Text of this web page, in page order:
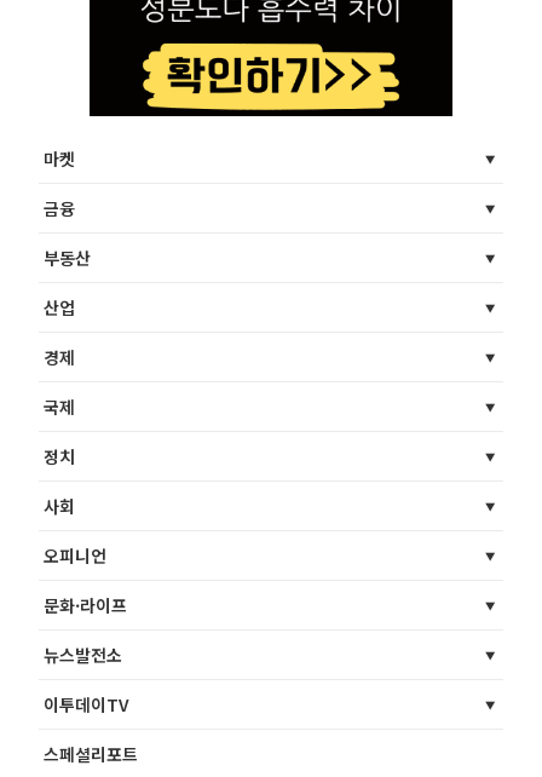
마켓
금융
부동산
산업
경제
국제
정치
사회
오피니언
문화·라이프
뉴스발전소
이투데이TV
스페셜리포트